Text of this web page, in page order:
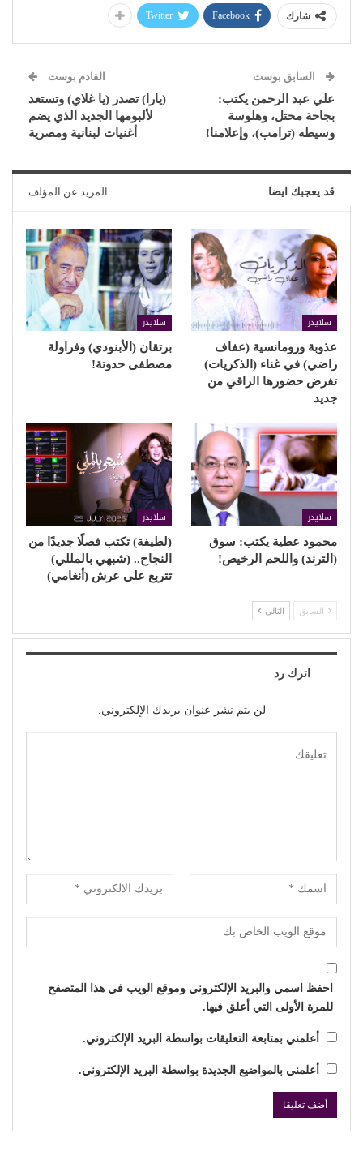
شارك Facebook
Twitter
السابق بوست
علي عبد الرحمن يكتب:
بجاحة محتل، وهلوسة
وسيطه (ترامب)، وإعلامنا!
القادم بوست
(يارا) تصدر (يا غلاي) وتستعد
لألبومها الجديد الذي يضم
أغنيات لبنانية ومصرية
قد يعجبك ايضا المزيد عن المؤلف
سلايدر
عذوبة ورومانسية (عفاف
راضي) في غناء (الذكريات)
تفرض حضورها الراقي من
جديد
سلايدر
برتقان (الأبنودي) وفراولة
مصطفى حدوتة!
سلايدر
محمود عطية يكتب: سوق
(الترند) واللحم الرخيص!
سلايدر
(لطيفة) تكتب فصلًا جديدًا من
النجاح.. (شبهي بالمللي)
تتربع على عرش (أنغامي)
السابق التالي
اترك رد
لن يتم نشر عنوان بريدك الإلكتروني.
احفظ اسمي والبريد الإلكتروني وموقع الويب في هذا المتصفح
للمرة الأولى التي أعلق فيها.
أعلمني بمتابعة التعليقات بواسطة البريد الإلكتروني.
أعلمني بالمواضيع الجديدة بواسطة البريد الإلكتروني.